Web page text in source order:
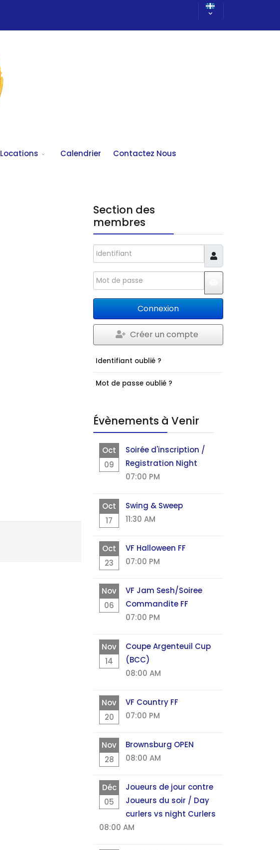
Locations Calendrier Contactez Nous
Section des
membres
Identifiant
Mot de passe
Connexion
Créer un compte
Identifiant oublié ?
Mot de passe oublié ?
Évènements à Venir
Oct
09
Soirée d'inscription /
Registration Night
07:00 PM
Oct
17
Swing & Sweep
11:30 AM
Oct
23
VF Halloween FF
07:00 PM
Nov
06
VF Jam Sesh/Soiree
Commandite FF
07:00 PM
Nov
14
Coupe Argenteuil Cup
(BCC)
08:00 AM
Nov
20
VF Country FF
07:00 PM
Nov
28
Brownsburg OPEN
08:00 AM
Déc
05
Joueurs de jour contre
Joueurs du soir / Day
curlers vs night Curlers
08:00 AM